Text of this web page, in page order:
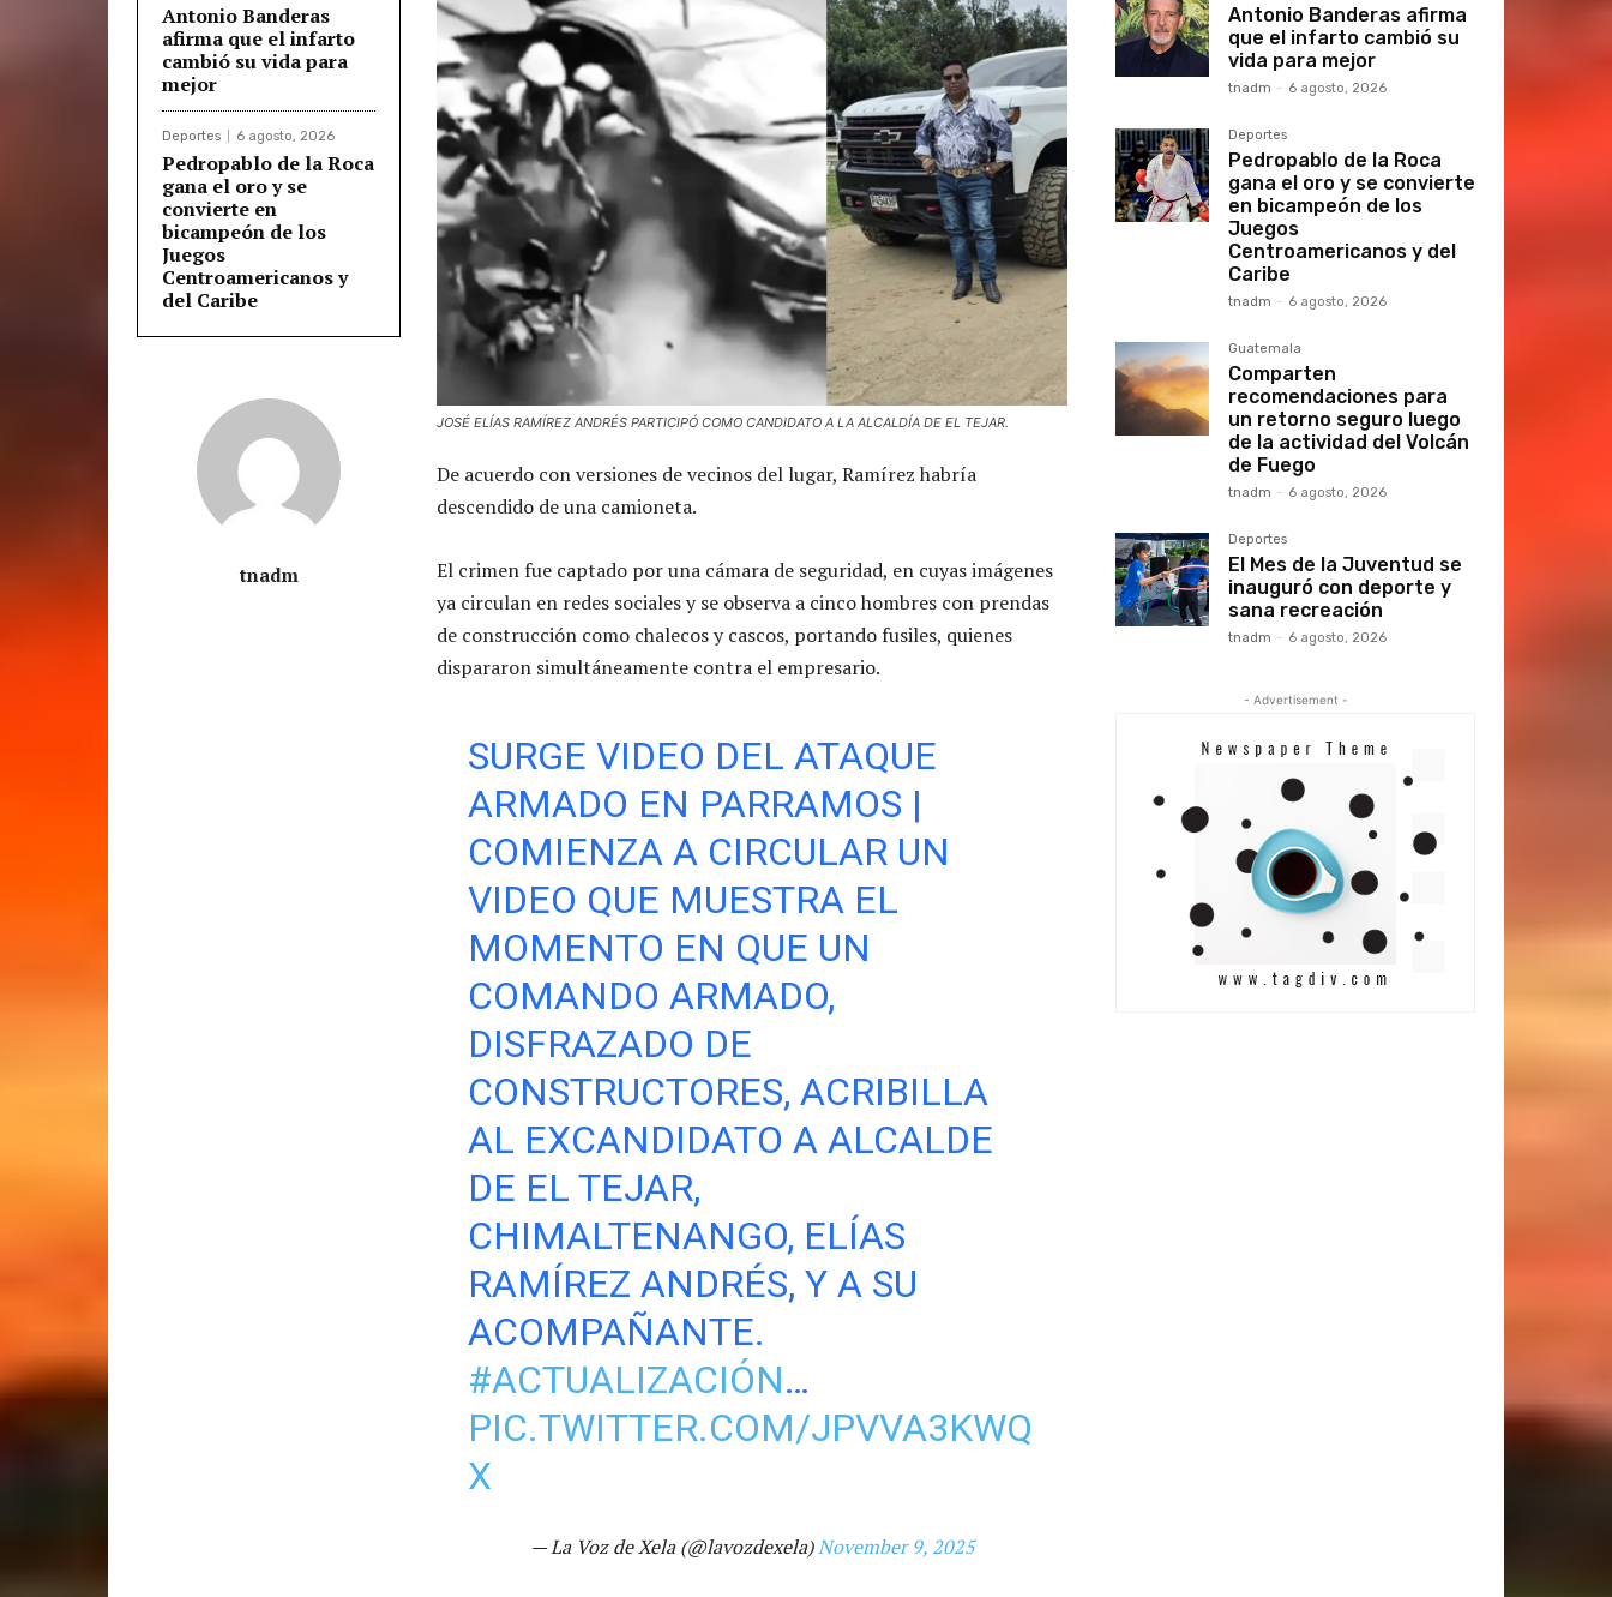
Antonio Banderas
afirma que el infarto
cambió su vida para
mejor
Deportes 6 agosto, 2026
Pedropablo de la Roca
gana el oro y se
convierte en
bicampeón de los
Juegos
Centroamericanos y
del Caribe
tnadm
JOSÉ ELÍAS RAMÍREZ ANDRÉS PARTICIPÓ COMO CANDIDATO A LA ALCALDÍA DE EL TEJAR.
De acuerdo con versiones de vecinos del lugar, Ramírez habría
descendido de una camioneta.
El crimen fue captado por una cámara de seguridad, en cuyas imágenes
ya circulan en redes sociales y se observa a cinco hombres con prendas
de construcción como chalecos y cascos, portando fusiles, quienes
dispararon simultáneamente contra el empresario.
SURGE VIDEO DEL ATAQUE
ARMADO EN PARRAMOS |
COMIENZA A CIRCULAR UN
VIDEO QUE MUESTRA EL
MOMENTO EN QUE UN
COMANDO ARMADO,
DISFRAZADO DE
CONSTRUCTORES, ACRIBILLA
AL EXCANDIDATO A ALCALDE
DE EL TEJAR,
CHIMALTENANGO, ELÍAS
RAMÍREZ ANDRÉS, Y A SU
ACOMPAÑANTE.
#ACTUALIZACIÓN…
PIC.TWITTER.COM/JPVVA3KWQ
X
— La Voz de Xela (@lavozdexela)November 9, 2025
Antonio Banderas afirma
que el infarto cambió su
vida para mejor
tnadm - 6 agosto, 2026
Deportes
Pedropablo de la Roca
gana el oro y se convierte
en bicampeón de los
Juegos
Centroamericanos y del
Caribe
tnadm - 6 agosto, 2026
Guatemala
Comparten
recomendaciones para
un retorno seguro luego
de la actividad del Volcán
de Fuego
tnadm - 6 agosto, 2026
Deportes
El Mes de la Juventud se
inauguró con deporte y
sana recreación
tnadm - 6 agosto, 2026
- Advertisement -